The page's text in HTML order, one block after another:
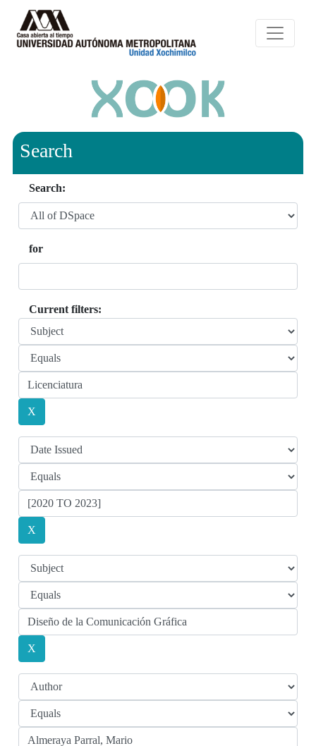
Search
Search:
for
Current filters: